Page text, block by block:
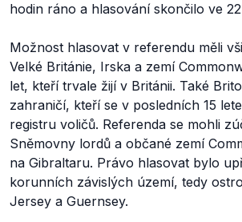
hodin ráno a hlasování skončilo ve
Možnost hlasovat v referendu měli
Velké Británie, Irska a zemí
let, kteří trvale žijí v Británii. Také
zahraničí, kteří se v posledních 15
registru voličů. Referenda se mohli
Sněmovny lordů a občané zemí
na Gibraltaru. Právo hlasovat bylo
korunních závislých území, tedy
Jersey a Guernsey.